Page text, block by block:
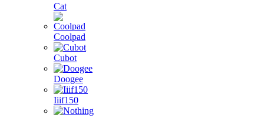
Cat
Coolpad
Cubot
Doogee
Iiif150